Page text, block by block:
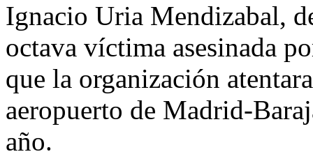
Ignacio Uria Mendizabal,
octava víctima asesinada
que la organización
aeropuerto de Madrid-
año.